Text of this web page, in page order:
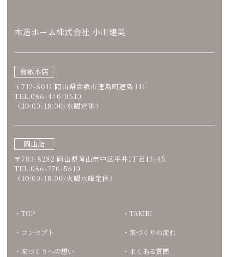
木造ホーム株式会社 小川建美
倉敷本店
〒712-8011 岡山県倉敷市連島町連島 111
TEL.086-440-0510
（10:00-18:00/水曜定休）
岡山店
〒703-8282 岡山県岡山市中区平井1丁目13-45
TEL.086-270-5610
（10:00-18:00/火曜水曜定休）
TOP
コンセプト
家づくりへの想い
TAKIBI
家づくりの流れ
よくある質問